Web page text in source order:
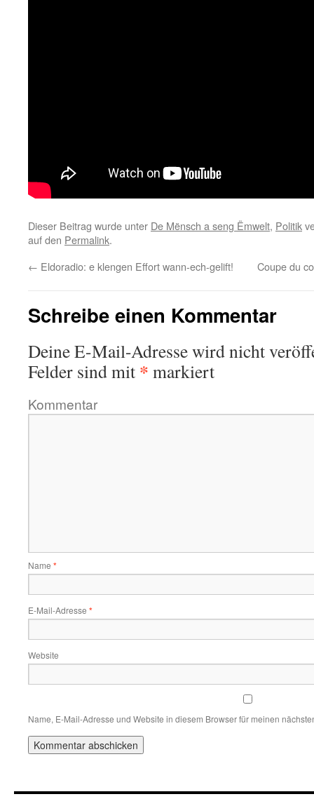
Dieser Beitrag wurde unter De Mënsch a seng Ëmwelt, Politik
auf den Permalink.
← Eldoradio: e klengen Effort wann-ech-gelift! Coupe du
Schreibe einen Kommentar
Deine E-Mail-Adresse wird nicht
Felder sind mit * markiert
Kommentar
Name *
E-Mail-Adresse *
Website
Name, E-Mail-Adresse und Website in diesem Browser für meinen